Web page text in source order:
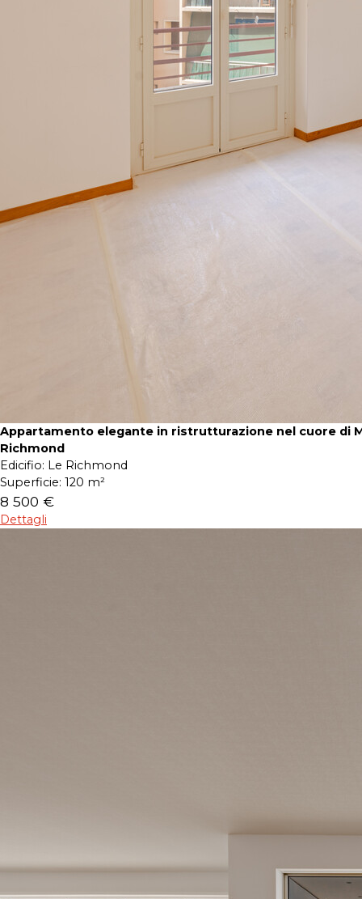
Appartamento elegante in ristrutturazione nel cuore di
Richmond
Edicifio: Le Richmond
Superficie: 120 m²
8 500 €
Dettagli